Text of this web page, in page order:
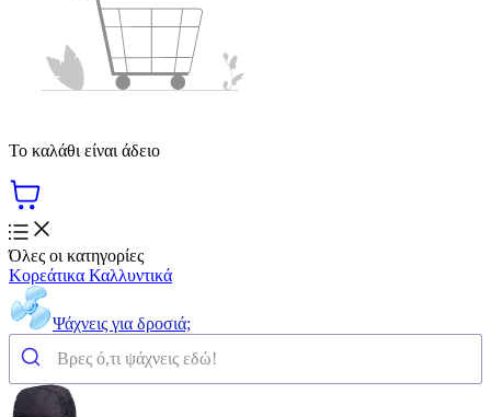
Το καλάθι είναι άδειο
Όλες οι κατηγορίες
Κορεάτικα Καλλυντικά
Ψάχνεις για δροσιά;